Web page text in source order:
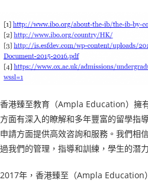
香港臻至教育（Ampla Education）擁
方面有深入的瞭解和多年豐富的留學指
申請方面提供高效咨詢和服務。我們相
過我們的管理，指導和訓練，學生的潛
2017年，香港臻至（Ampla Education